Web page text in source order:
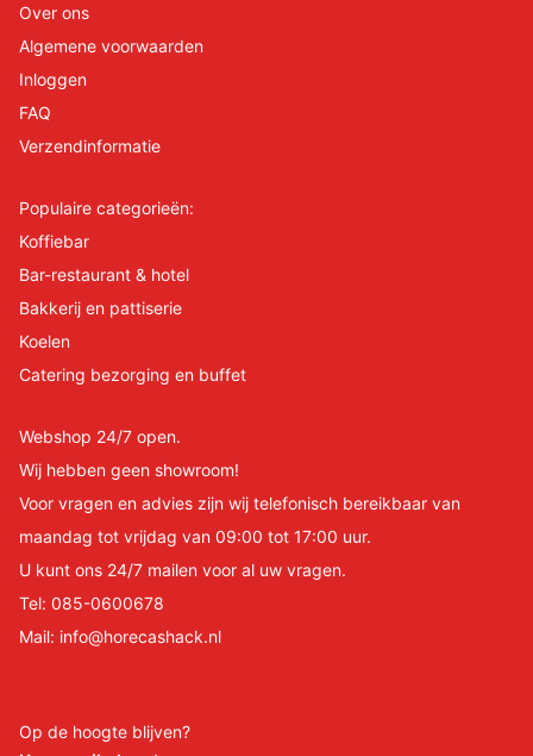
Over ons
Algemene voorwaarden
Inloggen
FAQ
Verzendinformatie
Populaire categorieën:
Koffiebar
Bar-restaurant & hotel
Bakkerij en pattiserie
Koelen
Catering bezorging en buffet
Webshop 24/7 open.
Wij hebben geen showroom!
Voor vragen en advies zijn wij telefonisch bereikbaar van
maandag tot vrijdag van 09:00 tot 17:00 uur.
U kunt ons 24/7 mailen voor al uw vragen.
Tel: 085-0600678
Mail: info@horecashack.nl
Op de hoogte blijven?